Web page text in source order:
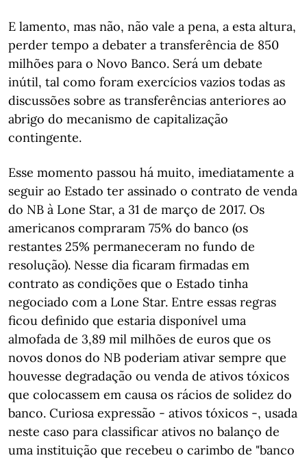
E lamento, mas não, não vale a pena, a esta altura,
perder tempo a debater a transferência de 850
milhões para o Novo Banco. Será um debate
inútil, tal como foram exercícios vazios todas as
discussões sobre as transferências anteriores ao
abrigo do mecanismo de capitalização
contingente.
Esse momento passou há muito, imediatamente a
seguir ao Estado ter assinado o contrato de venda
do NB à Lone Star, a 31 de março de 2017. Os
americanos compraram 75% do banco (os
restantes 25% permaneceram no fundo de
resolução). Nesse dia ficaram firmadas em
contrato as condições que o Estado tinha
negociado com a Lone Star. Entre essas regras
ficou definido que estaria disponível uma
almofada de 3,89 mil milhões de euros que os
novos donos do NB poderiam ativar sempre que
houvesse degradação ou venda de ativos tóxicos
que colocassem em causa os rácios de solidez do
banco. Curiosa expressão - ativos tóxicos -, usada
neste caso para classificar ativos no balanço de
uma instituição que recebeu o carimbo de "banco